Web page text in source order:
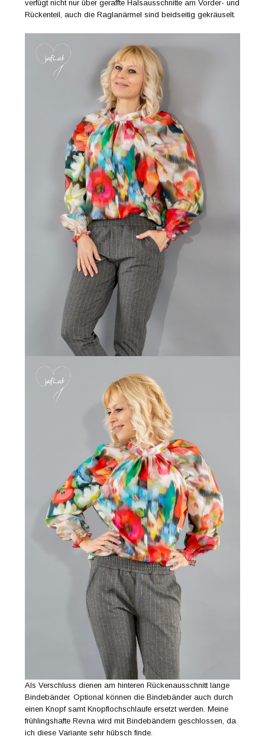
verfügt nicht nur über geraffte Halsausschnitte am Vorder- und
Rückenteil, auch die Raglanärmel sind beidseitig gekräuselt.
Als Verschluss dienen am hinteren Rückenausschnitt lange
Bindebänder. Optional können die Bindebänder auch durch
einen Knopf samt Knopflochschlaufe ersetzt werden. Meine
frühlingshafte Revna wird mit Bindebändern geschlossen, da
ich diese Variante sehr hübsch finde.